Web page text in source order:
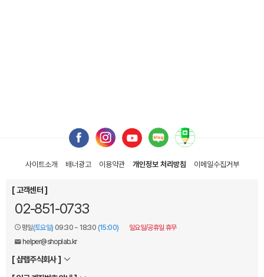
사이트소개 배너광고 이용약관 개인정보 처리방침 이메일수집거부
[ 샵랩주식회사 ]
[ 고객센터 ]
02-851-0733
평일(토요일) 09:30 ~ 18:30 (15:00)
일요일/공휴일 휴무
helper@shoplab.kr